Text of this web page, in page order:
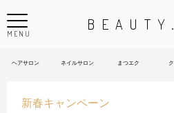
ヘアサロン ネイルサロン まつエク
MENU
新春キャンペーン